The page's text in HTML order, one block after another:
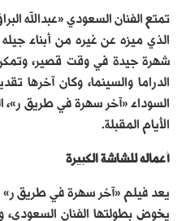
تمتع الفنان السعودي «عبدالله
الذي ميزه عن غيره من أبناء
شهرة جيدة في وقت قصير،
الدراما والسينما، وكان آخرها
السوداء «آخر سهرة في طريق ر»،
الأيام المقبلة.
أعماله للشاشة الكبيرة
يعد فيلم «آخر سهرة في طريق ر»
يخوض بطولتها الفنان السعودي،